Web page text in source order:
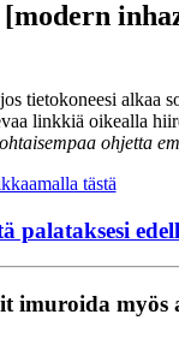
tietokoneesi alkaa
linkkiä oikealla
ohjetta
tästä
palataksesi
imuroida